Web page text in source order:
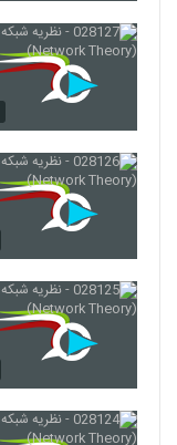
142
145